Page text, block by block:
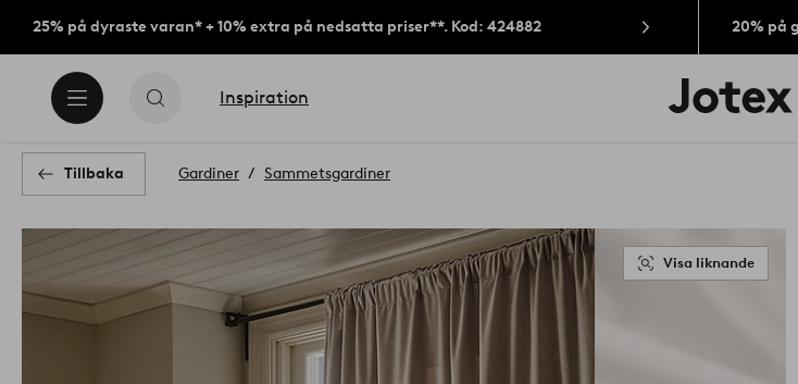
25% på dyraste varan* + 10% extra på nedsatta priser**. Kod: 424882 20% på
Inspiration
Jotex
logotyp
Tillbaka Gardiner Sammetsgardiner
Visa liknande